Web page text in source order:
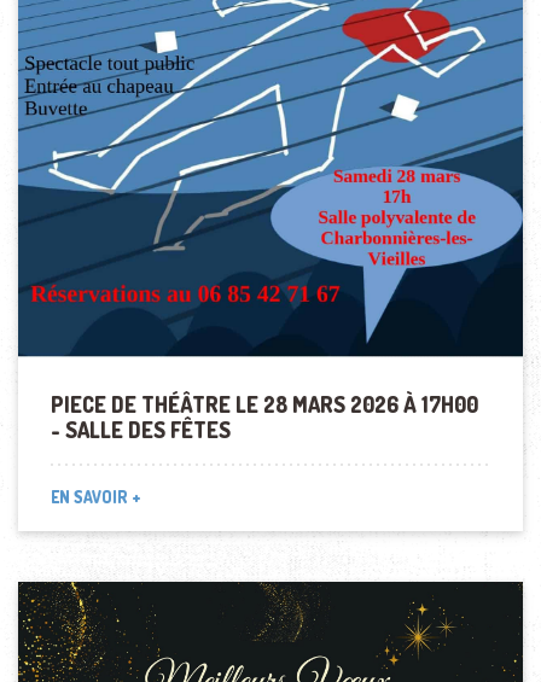
PIECE DE THÉÂTRE LE 28 MARS 2026 À 17H00
- SALLE DES FÊTES
EN SAVOIR +